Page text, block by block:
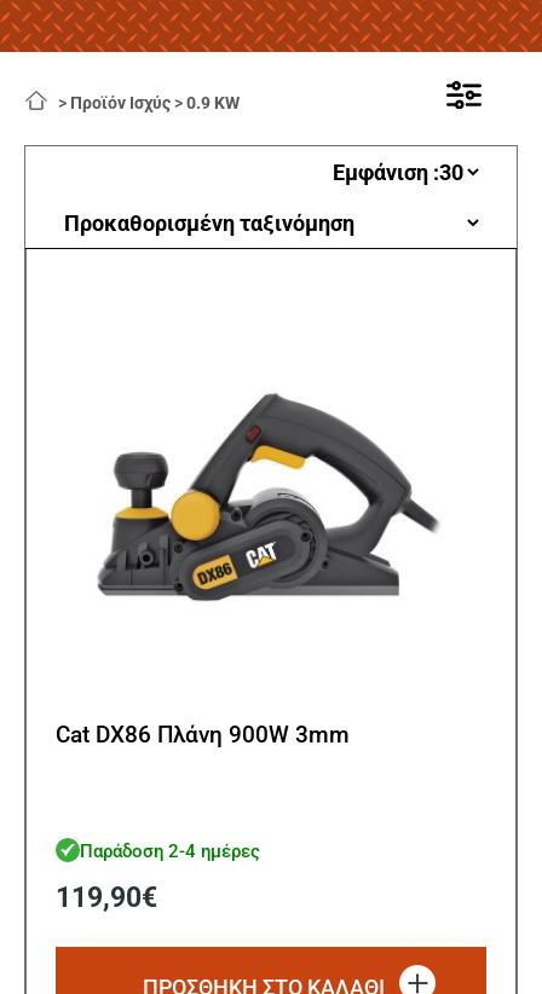
> Προϊόν Ισχύς >0.9 KW
Cat DX86 Πλάνη 900W 3mm
Παράδοση 2-4 ημέρες
119,90€
ΠΡΟΣΘΗΚΗ ΣΤΟ ΚΑΛΑΘΙ